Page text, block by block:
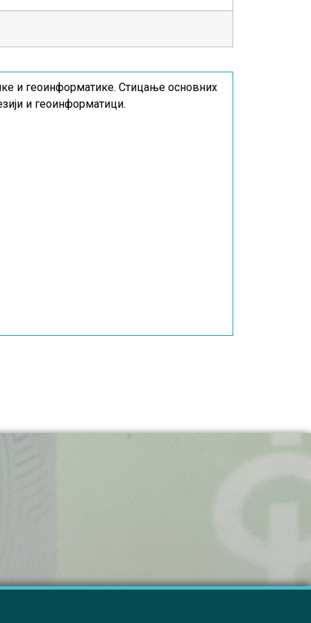
и геоинформатике. Стицање основних
и геоинформатици.